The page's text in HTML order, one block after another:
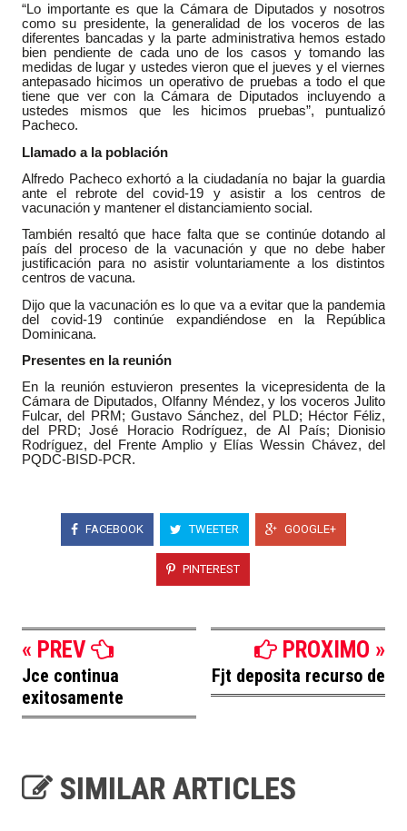
“Lo importante es que la Cámara de Diputados y nosotros
como su presidente, la generalidad de los voceros de las
diferentes bancadas y la parte administrativa hemos estado
bien pendiente de cada uno de los casos y tomando las
medidas de lugar y ustedes vieron que el jueves y el viernes
antepasado hicimos un operativo de pruebas a todo el que
tiene que ver con la Cámara de Diputados incluyendo a
ustedes mismos que les hicimos pruebas”, puntualizó
Pacheco.
Llamado a la población
Alfredo Pacheco exhortó a la ciudadanía no bajar la guardia
ante el rebrote del covid-19 y asistir a los centros de
vacunación y mantener el distanciamiento social.
También resaltó que hace falta que se continúe dotando al
país del proceso de la vacunación y que no debe haber
justificación para no asistir voluntariamente a los distintos
centros de vacuna.
Dijo que la vacunación es lo que va a evitar que la pandemia
del covid-19 continúe expandiéndose en la República
Dominicana.
Presentes en la reunión
En la reunión estuvieron presentes la vicepresidenta de la
Cámara de Diputados, Olfanny Méndez, y los voceros Julito
Fulcar, del PRM; Gustavo Sánchez, del PLD; Héctor Féliz,
del PRD; José Horacio Rodríguez, de Al País; Dionisio
Rodríguez, del Frente Amplio y Elías Wessin Chávez, del
PQDC-BISD-PCR.
FACEBOOK TWEETER GOOGLE+
PINTEREST
« PREV
Jce continua
exitosamente
PROXIMO »
Fjt deposita recurso de
SIMILAR ARTICLES